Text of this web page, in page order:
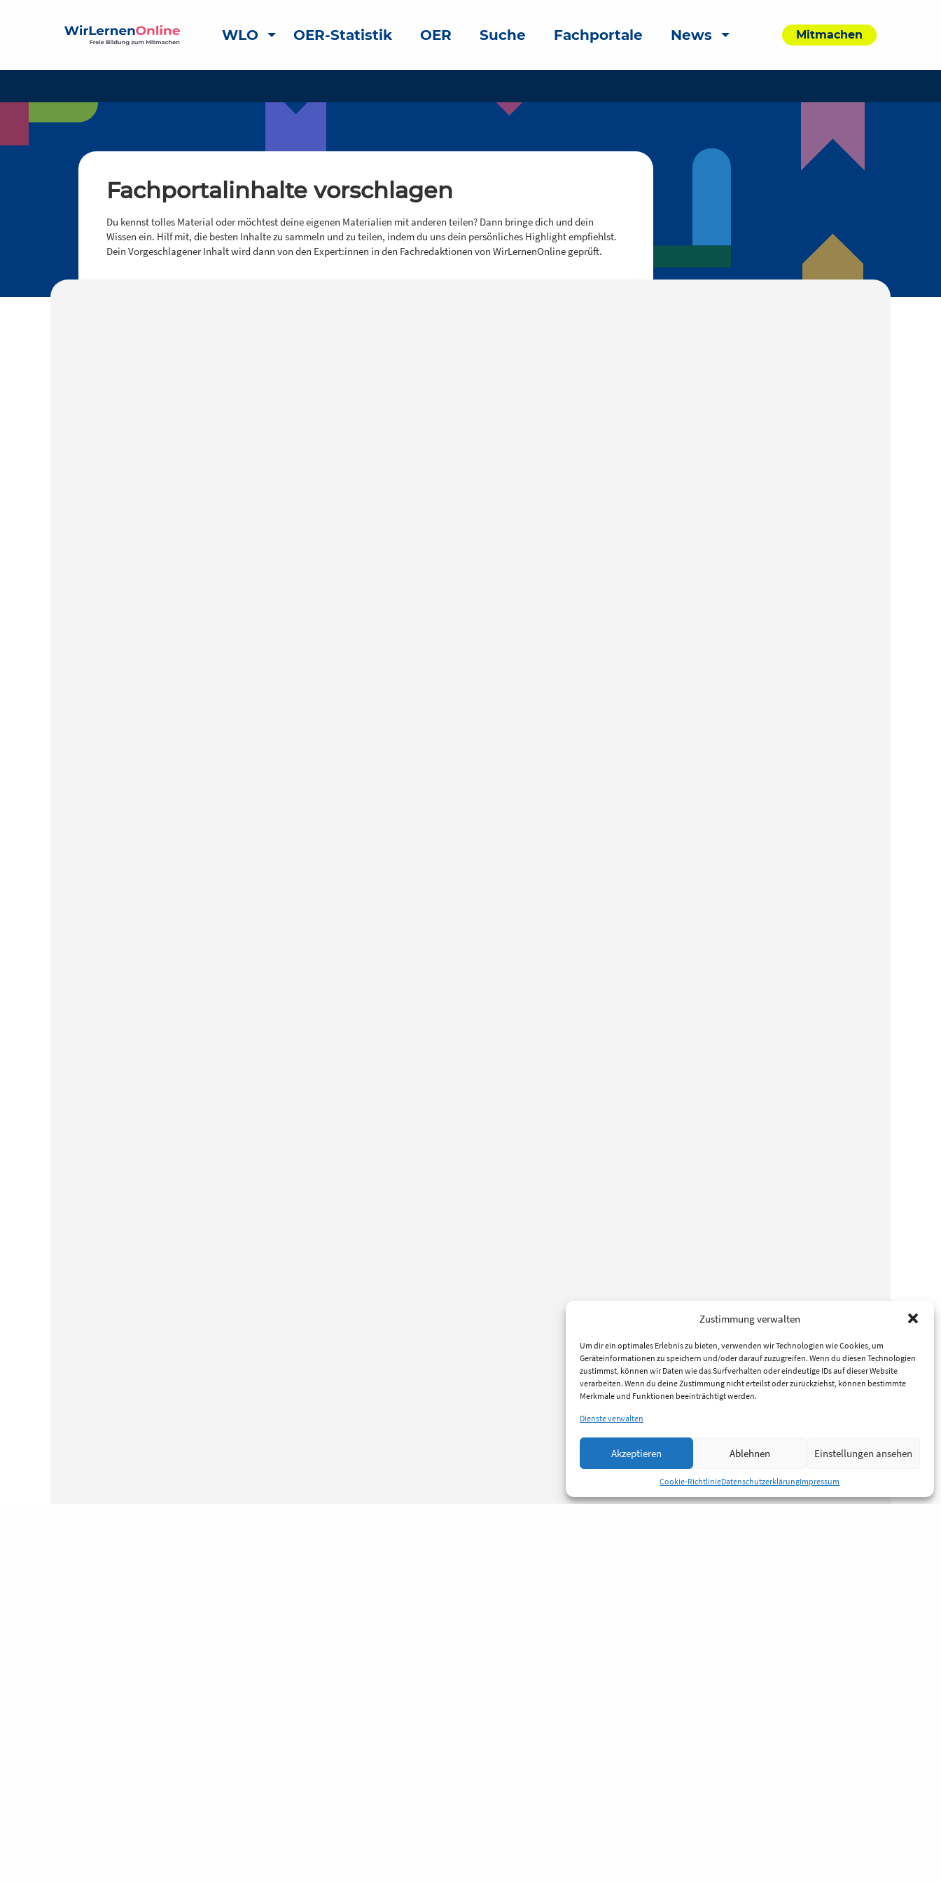
Zustimmung verwalten
Um dir ein optimales Erlebnis zu bieten, verwenden wir Technologien wie Cookies, um
Geräteinformationen zu speichern und/oder darauf zuzugreifen. Wenn du diesen Technologien
zustimmst, können wir Daten wie das Surfverhalten oder eindeutige IDs auf dieser Website
verarbeiten. Wenn du deine Zustimmung nicht erteilst oder zurückziehst, können bestimmte
Merkmale und Funktionen beeinträchtigt werden.
Dienste verwalten
Akzeptieren Ablehnen Einstellungen ansehen
Cookie-RichtlinieDatenschutzerklärungImpressum
WLO OER-Statistik OER Suche Fachportale News Mitmachen
Fachportalinhalte vorschlagen
Du kennst tolles Material oder möchtest deine eigenen Materialien mit anderen teilen? Dann bringe dich und dein
Wissen ein. Hilf mit, die besten Inhalte zu sammeln und zu teilen, indem du uns dein persönliches Highlight empfiehlst.
Dein Vorgeschlagener Inhalt wird dann von den Expert:innen in den Fachredaktionen von WirLernenOnline geprüft.